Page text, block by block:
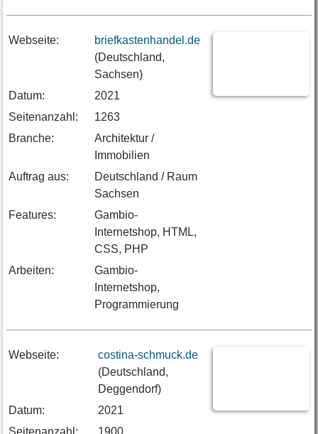
Webseite:
briefkastenhandel.de
(Deutschland,
Sachsen)
Datum:
2021
Seitenanzahl:
1263
Branche:
Architektur /
Immobilien
Auftrag aus:
Deutschland / Raum
Sachsen
Features:
Gambio-
Internetshop, HTML,
CSS, PHP
Arbeiten:
Gambio-
Internetshop,
Programmierung
Webseite:
costina-schmuck.de
(Deutschland,
Deggendorf)
Datum:
2021
Seitenanzahl:
1900